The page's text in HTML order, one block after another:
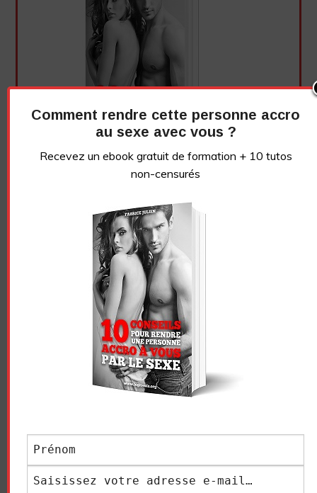
Essayez. Vous pouvez vous désinscrire à tout moment.
Vidéo sans article
Comment rendre cette personne accro
au sexe avec vous ?
Recevez un ebook gratuit de formation + 10 tutos
non-censurés